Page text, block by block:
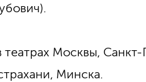
театрах Москвы,
Минска.